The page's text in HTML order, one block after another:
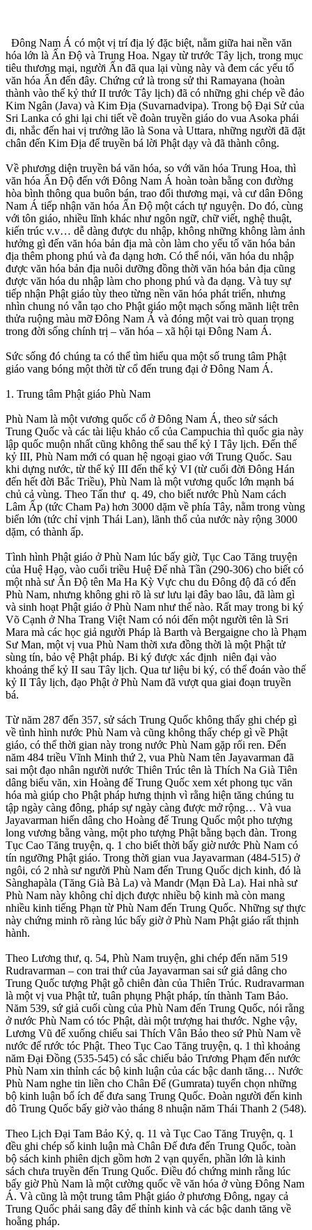
Đông Nam Á có một vị trí địa lý đặc biệt, nằm giữa hai nền văn
hóa lớn là Ấn Độ và Trung Hoa. Ngay từ trước Tây lịch, trong mục
tiêu thương mại, người Ấn đã qua lại vùng này và đem các yếu tố
văn hóa Ấn đến đây. Chứng cứ là trong sử thi Ramayana (hoàn
thành vào thế kỷ thứ II trước Tây lịch) đã có những ghi chép về đảo
Kim Ngân (Java) và Kim Địa (Suvarnadvipa). Trong bộ Đại Sử của
Sri Lanka có ghi lại chi tiết về đoàn truyền giáo do vua Asoka phái
đi, nhắc đến hai vị trưởng lão là Sona và Uttara, những người đã đặt
chân đến Kim Địa để truyền bá lời Phật dạy và đã thành công.
Về phương diện truyền bá văn hóa, so với văn hóa Trung Hoa, thì
văn hóa Ấn Độ đến với Đông Nam Á hoàn toàn bằng con đường
hòa bình thông qua buôn bán, trao đổi thương mại, và cư dân Đông
Nam Á tiếp nhận văn hóa Ấn Độ một cách tự nguyện. Do đó, cùng
với tôn giáo, nhiều lĩnh khác như ngôn ngữ, chữ viết, nghệ thuật,
kiến trúc v.v… dễ dàng được du nhập, không những không làm ảnh
hưởng gì đến văn hóa bản địa mà còn làm cho yếu tố văn hóa bản
địa thêm phong phú và đa dạng hơn. Có thể nói, văn hóa du nhập
được văn hóa bản địa nuôi dưỡng đồng thời văn hóa bản địa cũng
được văn hóa du nhập làm cho phong phú và đa dạng. Và tuy sự
tiếp nhận Phật giáo tùy theo từng nền văn hóa phát triển, nhưng
nhìn chung nó vẫn tạo cho Phật giáo một mạch sống mãnh liệt trên
thửa ruộng màu mỡ Đông Nam Á và đóng một vai trò quan trọng
trong đời sống chính trị – văn hóa – xã hội tại Đông Nam Á.
Sức sống đó chúng ta có thể tìm hiểu qua một số trung tâm Phật
giáo vang bóng một thời từ cổ đến trung đại ở Đông Nam Á.
1. Trung tâm Phật giáo Phù Nam
Phù Nam là một vương quốc cổ ở Đông Nam Á, theo sử sách
Trung Quốc và các tài liệu khảo cổ của Campuchia thì quốc gia này
lập quốc muộn nhất cũng không thể sau thế kỷ I Tây lịch. Đến thế
kỷ III, Phù Nam mới có quan hệ ngoại giao với Trung Quốc. Sau
khi dựng nước, từ thế kỷ III đến thế kỷ VI (từ cuối đời Đông Hán
đến hết đời Bắc Triều), Phù Nam là một vương quốc lớn mạnh bá
chủ cả vùng. Theo Tấn thư q. 49, cho biết nước Phù Nam cách
Lâm Ấp (tức Cham Pa) hơn 3000 dặm về phía Tây, nằm trong vùng
biển lớn (tức chỉ vịnh Thái Lan), lãnh thổ của nước này rộng 3000
dặm, có thành ấp.
Tình hình Phật giáo ở Phù Nam lúc bấy giờ, Tục Cao Tăng truyện
của Huệ Hạo, vào cuối triều Huệ Đế nhà Tần (290-306) cho biết có
một nhà sư Ấn Độ tên Ma Ha Kỳ Vực chu du Đông độ đã có đến
Phù Nam, nhưng không ghi rõ là sư lưu lại đây bao lâu, đã làm gì
và sinh hoạt Phật giáo ở Phù Nam như thế nào. Rất may trong bi ký
Võ Cạnh ở Nha Trang Việt Nam có nói đến một người tên là Sri
Mara mà các học giả người Pháp là Barth và Bergaigne cho là Phạm
Sư Man, một vị vua Phù Nam thời xưa đồng thời là một Phật tử
sùng tín, bảo vệ Phật pháp. Bi ký được xác định niên đại vào
khoảng thế kỷ II sau Tây lịch. Qua tư liệu bi ký, có thể đoán vào thế
kỷ II Tây lịch, đạo Phật ở Phù Nam đã vượt qua giai đoạn truyền
bá.
Từ năm 287 đến 357, sử sách Trung Quốc không thấy ghi chép gì
về tình hình nước Phù Nam và cũng không thấy chép gì về Phật
giáo, có thể thời gian này trong nước Phù Nam gặp rối ren. Đến
năm 484 triều Vĩnh Minh thứ 2, vua Phù Nam tên Jayavarman đã
sai một đạo nhân người nước Thiên Trúc tên là Thích Na Già Tiên
dâng biểu văn, xin Hoàng đế Trung Quốc xem xét phong tục văn
hóa mà giúp cho Phật pháp hưng thịnh vì rằng hiện tăng chúng tu
tập ngày càng đông, pháp sự ngày càng được mở rộng… Và vua
Jayavarman hiến dâng cho Hoàng đế Trung Quốc một pho tượng
long vương bằng vàng, một pho tượng Phật bằng bạch đàn. Trong
Tục Cao Tăng truyện, q. 1 cho biết thời bấy giờ nước Phù Nam có
tín ngưỡng Phật giáo. Trong thời gian vua Jayavarman (484-515) ở
ngôi, có 2 nhà sư người Phù Nam đến Trung Quốc dịch kinh, đó là
Sànghapàla (Tăng Già Bà La) và Mandr (Mạn Đà La). Hai nhà sư
Phù Nam này không chỉ dịch được nhiều bộ kinh mà còn mang
nhiều kinh tiếng Phạn từ Phù Nam đến Trung Quốc. Những sự thực
này chứng minh rõ ràng lúc bấy giờ ở Phù Nam Phật giáo rất thịnh
hành.
Theo Lương thư, q. 54, Phù Nam truyện, ghi chép đến năm 519
Rudravarman – con trai thứ của Jayavarman sai sứ giả dâng cho
Trung Quốc tượng Phật gỗ chiên đàn của Thiên Trúc. Rudravarman
là một vị vua Phật tử, tuân phụng Phật pháp, tín thành Tam Bảo.
Năm 539, sứ giả cuối cùng của Phù Nam đến Trung Quốc, nói rằng
ở nước Phù Nam có tóc Phật, dài một trượng hai thước. Nghe vậy,
Lương Vũ đế xuống chiếu sai Thích Vân Bảo theo sứ Phù Nam về
nước để rước tóc Phật. Theo Tục Cao Tăng truyện, q. 1 thì khoảng
năm Đại Đồng (535-545) có sắc chiếu bảo Trương Phạm đến nước
Phù Nam xin thỉnh các bộ kinh luận của các bậc danh tăng… Nước
Phù Nam nghe tin liền cho Chân Đế (Gumrata) tuyển chọn những
bộ kinh luận bổ ích để đưa sang Trung Quốc. Đoàn người đến kinh
đô Trung Quốc bấy giờ vào tháng 8 nhuận năm Thái Thanh 2 (548).
Theo Lịch Đại Tam Bảo Kỷ, q. 11 và Tục Cao Tăng Truyện, q. 1
đều ghi chép số kinh luận mà Chân Đế đưa đến Trung Quốc, toàn
bộ sách kinh phiên dịch gồm hơn 2 vạn quyển, phần lớn là kinh
sách chưa truyền đến Trung Quốc. Điều đó chứng minh rằng lúc
bấy giờ Phù Nam là một cường quốc về văn hóa ở vùng Đông Nam
Á. Và cũng là một trung tâm Phật giáo ở phương Đông, ngay cả
Trung Quốc phải sang đây để thỉnh kinh và các bậc danh tăng về
hoằng pháp.